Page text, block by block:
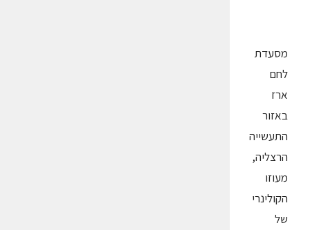
מסעדת
לחם
ארז
באזור
התעשייה
הרצליה,
מעוזו
הקולינרי
של